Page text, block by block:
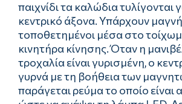
παιχνίδι τα καλώδια
κεντρικό άξονα. Υπάρχουν
τοποθετημένοι μέσα στο
κινητήρα κίνησης. Όταν η
τροχαλία είναι γυρισμένη, ο
γυρνά με τη βοήθεια των
παράγεται ρεύμα το οποίο είναι